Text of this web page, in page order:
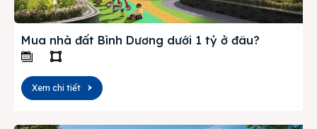
Mua nhà đất Bình Dương dưới 1 tỷ ở đâu?
Xem chi tiết